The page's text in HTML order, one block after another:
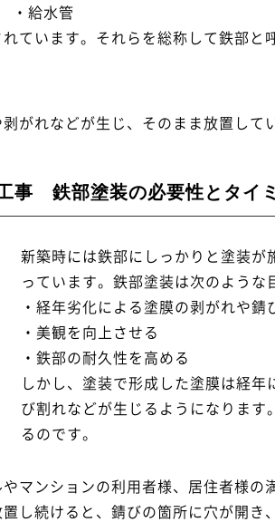
・給水管
ています。それらを総称して鉄部と
がれなどが生じ、そのまま放置して
事 鉄部塗装の必要性とタイ
新築時には鉄部にしっかりと塗装が
っています。鉄部塗装は次のような
・経年劣化による塗膜の剥がれや錆
・美観を向上させる
・鉄部の耐久性を高める
しかし、塗装で形成した塗膜は経
び割れなどが生じるようになります
るのです。
マンションの利用者様、居住者様
し続けると、錆びの箇所に穴が開き